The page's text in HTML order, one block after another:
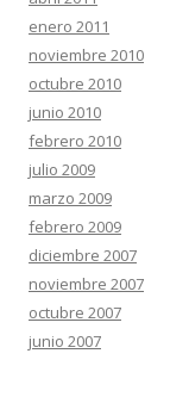
enero 2011
noviembre 2010
octubre 2010
junio 2010
febrero 2010
julio 2009
marzo 2009
febrero 2009
diciembre 2007
noviembre 2007
octubre 2007
junio 2007